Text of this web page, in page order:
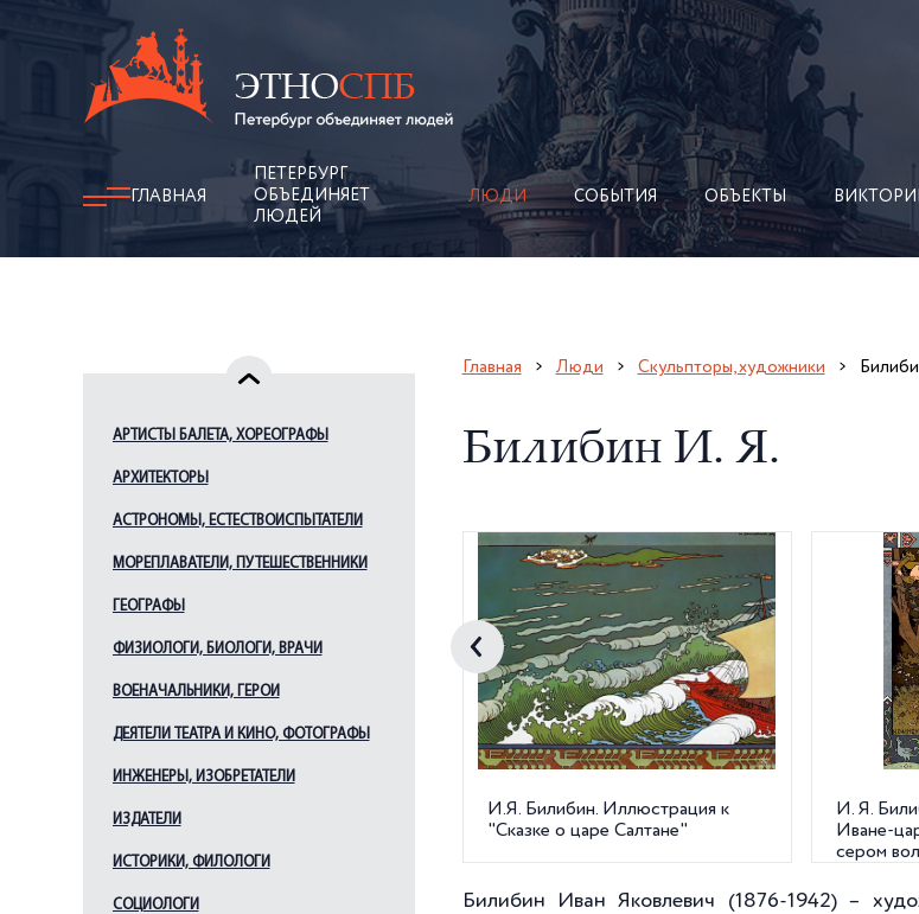
ГЛАВНАЯ
ПЕТЕРБУРГ
ОБЪЕДИНЯЕТ
ЛЮДЕЙ
ЛЮДИ СОБЫТИЯ ОБЪЕКТЫ
АРТИСТЫ БАЛЕТА, ХОРЕОГРАФЫ
АРХИТЕКТОРЫ
АСТРОНОМЫ, ЕСТЕСТВОИСПЫТАТЕЛИ
МОРЕПЛАВАТЕЛИ, ПУТЕШЕСТВЕННИКИ
ГЕОГРАФЫ
ФИЗИОЛОГИ, БИОЛОГИ, ВРАЧИ
ВОЕНАЧАЛЬНИКИ, ГЕРОИ
ДЕЯТЕЛИ ТЕАТРА И КИНО, ФОТОГРАФЫ
ИНЖЕНЕРЫ, ИЗОБРЕТАТЕЛИ
ИЗДАТЕЛИ
ИСТОРИКИ, ФИЛОЛОГИ
СОЦИОЛОГИ
Главная Люди Скульпторы, художники
Билибин И. Я.
И.Я. Билибин. Иллюстрация к
"Сказке о царе Салтане"
И. Я.
Иване-
сером
Билибин Иван Яковлевич (1876-1942) –